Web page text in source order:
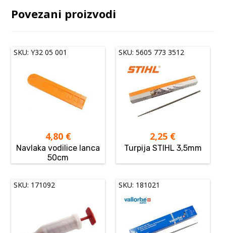
Povezani proizvodi
SKU: Y32 05 001
4,80 €
Navlaka vodilice lanca
50cm
SKU: 5605 773 3512
2,25 €
Turpija STIHL 3,5mm
SKU: 171092 SKU: 181021